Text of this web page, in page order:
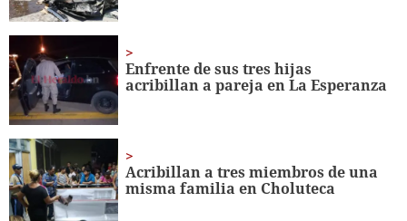
Enfrente de sus tres hijas
acribillan a pareja en La Esperanza
Acribillan a tres miembros de una
misma familia en Choluteca